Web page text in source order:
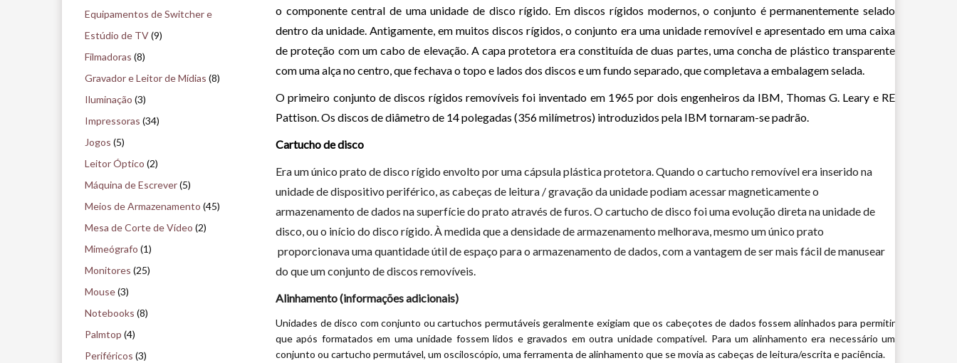
o componente central de uma unidade de disco rígido. Em discos rígidos modernos, o conjunto é permanentemente selado
dentro da unidade. Antigamente, em muitos discos rígidos, o conjunto era uma unidade removível e apresentado em uma caixa
de proteção com um cabo de elevação. A capa protetora era constituída de duas partes, uma concha de plástico transparente
com uma alça no centro, que fechava o topo e lados dos discos e um fundo separado, que completava a embalagem selada.
O primeiro conjunto de discos rígidos removíveis foi inventado em 1965 por dois engenheiros da IBM, Thomas G. Leary e RE
Pattison. Os discos de diâmetro de 14 polegadas (356 milímetros) introduzidos pela IBM tornaram-se padrão.
Cartucho de disco
Era um único prato de disco rígido envolto por uma cápsula plástica protetora. Quando o cartucho removível era inserido na
unidade de dispositivo periférico, as cabeças de leitura / gravação da unidade podiam acessar magneticamente o
armazenamento de dados na superfície do prato através de furos.O cartucho de disco foi uma evolução direta na unidade de
disco, ou o início do disco rígido.À medida que a densidade de armazenamento melhorava, mesmo um único prato
proporcionava uma quantidade útil de espaço para o armazenamento de dados, com a vantagem de ser mais fácil de manusear
do que um conjunto de discos removíveis.
Alinhamento (informações adicionais)
Unidades de disco com conjunto ​​ou cartuchos permutáveis geralmente exigiam que os cabeçotes de dados fossem alinhados para permitir
que após formatados em uma unidade fossem lidos e gravados em outra unidade compatível. Para um alinhamento era necessário um
conjunto ou cartucho permutável, um osciloscópio, uma ferramenta de alinhamento que se movia as cabeças de leitura/escrita e paciência.
Equipamentos de Switcher e
Estúdio de TV(9)
Filmadoras (8)
Gravador e Leitor de Mídias (8)
Iluminação (3)
Impressoras (34)
Jogos (5)
Leitor Óptico (2)
Máquina de Escrever(5)
Meios de Armazenamento (45)
Mesa de Corte de Vídeo (2)
Mimeógrafo (1)
Monitores (25)
Mouse(3)
Notebooks (8)
Palmtop (4)
Periféricos (3)